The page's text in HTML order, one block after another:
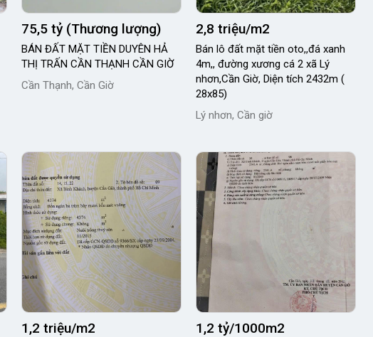
75,5 tỷ (Thương lượng)
BÁN ĐẤT MẶT TIỀN DUYÊN HẢ
THỊ TRẤN CẦN THẠNH CẦN GIỜ
Cần Thạnh, Cần Giờ
2,8 triệu/m2
Bán lô đất mặt tiền oto,,đá xanh
4m,, đường xương cá 2 xã Lý
nhơn,Cần Giờ, Diện tích 2432m (
28x85)
Lý nhơn, Cần giờ
1,2 triệu/m2 1,2 tỷ/1000m2